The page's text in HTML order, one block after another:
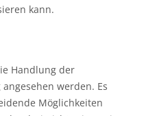
kann.
Handlung der
werden. Es
Möglichkeiten